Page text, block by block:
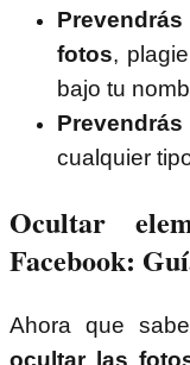
fotos,
bajo tu
cualquier
Ocultar
Facebook:
Ahora que
ocultar las